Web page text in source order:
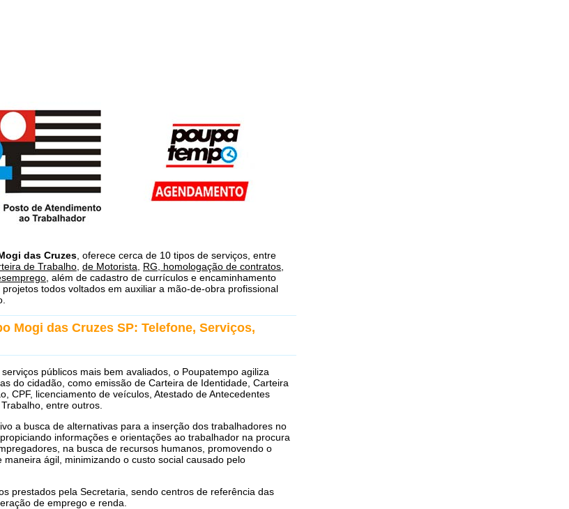
das Cruzes , oferece cerca de 10 tipos de serviços, entre
de Trabalho de Motorista RG homologação de contratos
, além de cadastro de currículos e encaminhamento
todos voltados em auxiliar a mão-de-obra profissional
Mogi das Cruzes SP: Telefone, Serviços,
públicos mais bem avaliados, o Poupatempo agiliza
do cidadão, como emissão de Carteira de Identidade, Carteira
CPF, licenciamento de veículos, Atestado de Antecedentes
entre outros.
a busca de alternativas para a inserção dos trabalhadores no
informações e orientações ao trabalhador na procura
na busca de recursos humanos, promovendo o
maneira ágil, minimizando o custo social causado pelo
prestados pela Secretaria, sendo centros de referência das
de emprego e renda.